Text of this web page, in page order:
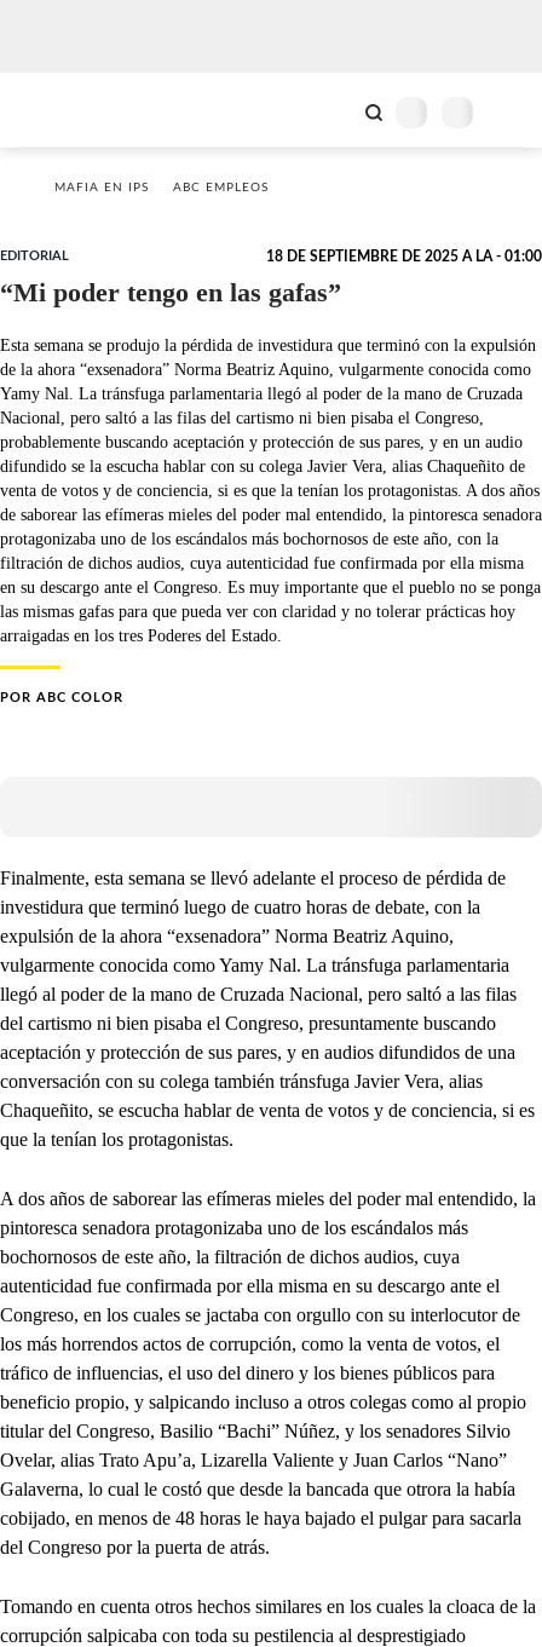
MAFIA EN IPS ABC EMPLEOS
EDITORIAL 18 DE SEPTIEMBRE DE 2025 A LA - 01:00
“Mi poder tengo en las gafas”
Esta semana se produjo la pérdida de investidura que terminó con la expulsión
de la ahora “exsenadora” Norma Beatriz Aquino, vulgarmente conocida como
Yamy Nal. La tránsfuga parlamentaria llegó al poder de la mano de Cruzada
Nacional, pero saltó a las filas del cartismo ni bien pisaba el Congreso,
probablemente buscando aceptación y protección de sus pares, y en un audio
difundido se la escucha hablar con su colega Javier Vera, alias Chaqueñito de
venta de votos y de conciencia, si es que la tenían los protagonistas. A dos años
de saborear las efímeras mieles del poder mal entendido, la pintoresca senadora
protagonizaba uno de los escándalos más bochornosos de este año, con la
filtración de dichos audios, cuya autenticidad fue confirmada por ella misma
en su descargo ante el Congreso. Es muy importante que el pueblo no se ponga
las mismas gafas para que pueda ver con claridad y no tolerar prácticas hoy
arraigadas en los tres Poderes del Estado.
POR ABC COLOR
Finalmente, esta semana se llevó adelante el proceso de pérdida de
investidura que terminó luego de cuatro horas de debate, con la
expulsión de la ahora “exsenadora” Norma Beatriz Aquino,
vulgarmente conocida como Yamy Nal. La tránsfuga parlamentaria
llegó al poder de la mano de Cruzada Nacional, pero saltó a las filas
del cartismo ni bien pisaba el Congreso, presuntamente buscando
aceptación y protección de sus pares, y en audios difundidos de una
conversación con su colega también tránsfuga Javier Vera, alias
Chaqueñito, se escucha hablar de venta de votos y de conciencia, si es
que la tenían los protagonistas.
A dos años de saborear las efímeras mieles del poder mal entendido, la
pintoresca senadora protagonizaba uno de los escándalos más
bochornosos de este año, la filtración de dichos audios, cuya
autenticidad fue confirmada por ella misma en su descargo ante el
Congreso, en los cuales se jactaba con orgullo con su interlocutor de
los más horrendos actos de corrupción, como la venta de votos, el
tráfico de influencias, el uso del dinero y los bienes públicos para
beneficio propio, y salpicando incluso a otros colegas como al propio
titular del Congreso, Basilio “Bachi” Núñez, y los senadores Silvio
Ovelar, alias Trato Apu’a, Lizarella Valiente y Juan Carlos “Nano”
Galaverna, lo cual le costó que desde la bancada que otrora la había
cobijado, en menos de 48 horas le haya bajado el pulgar para sacarla
del Congreso por la puerta de atrás.
Tomando en cuenta otros hechos similares en los cuales la cloaca de la
corrupción salpicaba con toda su pestilencia al desprestigiado